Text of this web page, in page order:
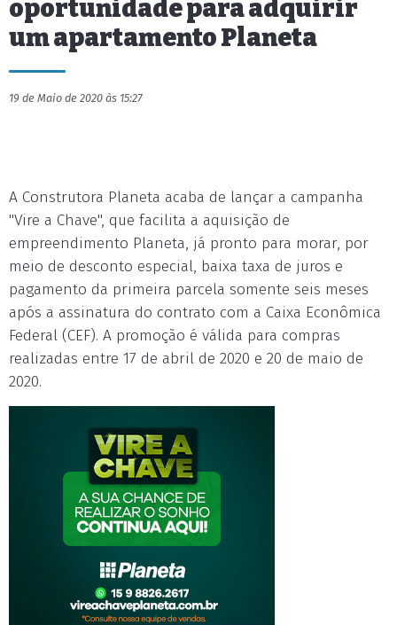
oportunidade para adquirir
um apartamento Planeta
19 de Maio de 2020 às 15:27
A Construtora Planeta acaba de lançar a campanha
"Vire a Chave", que facilita a aquisição de
empreendimento Planeta, já pronto para morar, por
meio de desconto especial, baixa taxa de juros e
pagamento da primeira parcela somente seis meses
após a assinatura do contrato com a Caixa Econômica
Federal (CEF). A promoção é válida para compras
realizadas entre 17 de abril de 2020 e 20 de maio de
2020.